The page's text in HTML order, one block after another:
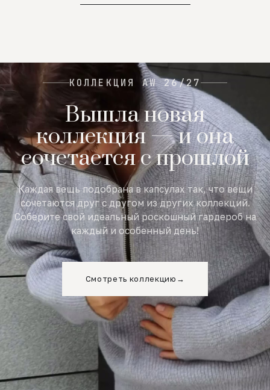
КОЛЛЕКЦИЯ AW 26/27
Вышла новая
коллекция — и она
сочетается с прошлой
Каждая вещь подобрана в капсулах так, что вещи
сочетаются друг с другом из других коллекций.
Соберите свой идеальный роскошный гардероб на
каждый и особенный день!
Смотреть коллекцию →